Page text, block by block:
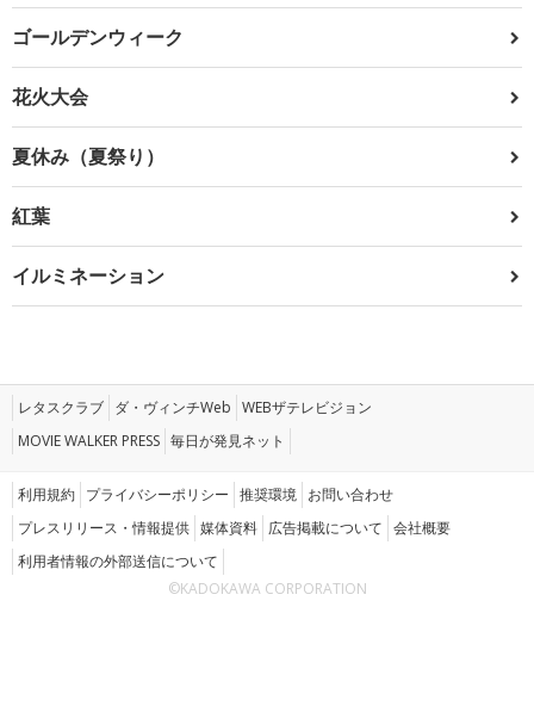
ゴールデンウィーク
花火大会
夏休み（夏祭り）
紅葉
イルミネーション
レタスクラブ ダ・ヴィンチWeb WEBザテレビジョン
MOVIE WALKER PRESS 毎日が発見ネット
利用規約 プライバシーポリシー 推奨環境 お問い合わせ
プレスリリース・情報提供 媒体資料 広告掲載について 会社概要
利用者情報の外部送信について
©KADOKAWA CORPORATION